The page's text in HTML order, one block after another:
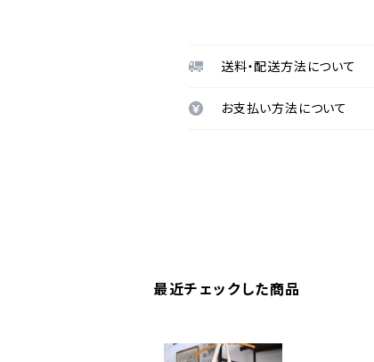
送料・配送方法について
お支払い方法について
最近チェックした商品